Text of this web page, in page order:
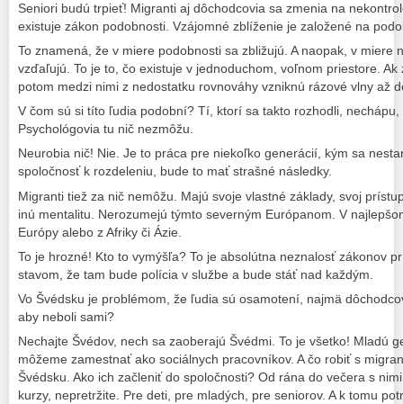
Seniori budú trpieť! Migranti aj dôchodcovia sa zmenia na
existuje zákon podobnosti. Vzájomné zblíženie je založené na
To znamená, že v miere podobnosti sa zbližujú. A naopak, v miere
vzďaľujú. To je to, čo existuje v jednoduchom, voľnom priestore.
potom medzi nimi z nedostatku rovnováhy vzniknú rázové vlny až
V čom sú si títo ľudia podobní? Tí, ktorí sa takto rozhodli,
Psychológovia tu nič nezmôžu.
Neurobia nič! Nie. Je to práca pre niekoľko generácií, kým sa
spoločnosť k rozdeleniu, bude to mať strašné následky.
Migranti tiež za nič nemôžu. Majú svoje vlastné základy, svoj
inú mentalitu. Nerozumejú týmto severným Európanom. V
Európy alebo z Afriky či Ázie.
To je hrozné! Kto to vymýšľa? To je absolútna neznalosť zákonov
stavom, že tam bude polícia v službe a bude stáť nad každým.
Vo Švédsku je problémom, že ľudia sú osamotení, najmä
aby neboli sami?
Nechajte Švédov, nech sa zaoberajú Švédmi. To je všetko! Mladú
môžeme zamestnať ako sociálnych pracovníkov. A čo robiť s
Švédsku. Ako ich začleniť do spoločnosti? Od rána do večera s
kurzy, nepretržite. Pre deti, pre mladých, pre seniorov. A k tomu